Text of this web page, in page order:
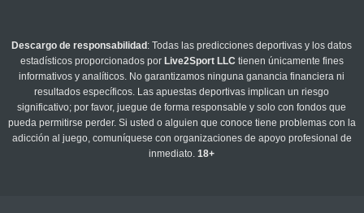
Descargo de responsabilidad : Todas las predicciones deportivas y los datos
estadísticos proporcionados por Live2Sport LLC tienen únicamente fines
informativos y analíticos. No garantizamos ninguna ganancia financiera ni
resultados específicos. Las apuestas deportivas implican un riesgo
significativo; por favor, juegue de forma responsable y solo con fondos que
pueda permitirse perder. Si usted o alguien que conoce tiene problemas con la
adicción al juego, comuníquese con organizaciones de apoyo profesional de
inmediato.18+